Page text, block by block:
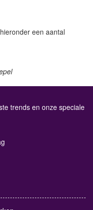
een aantal
trends en onze speciale